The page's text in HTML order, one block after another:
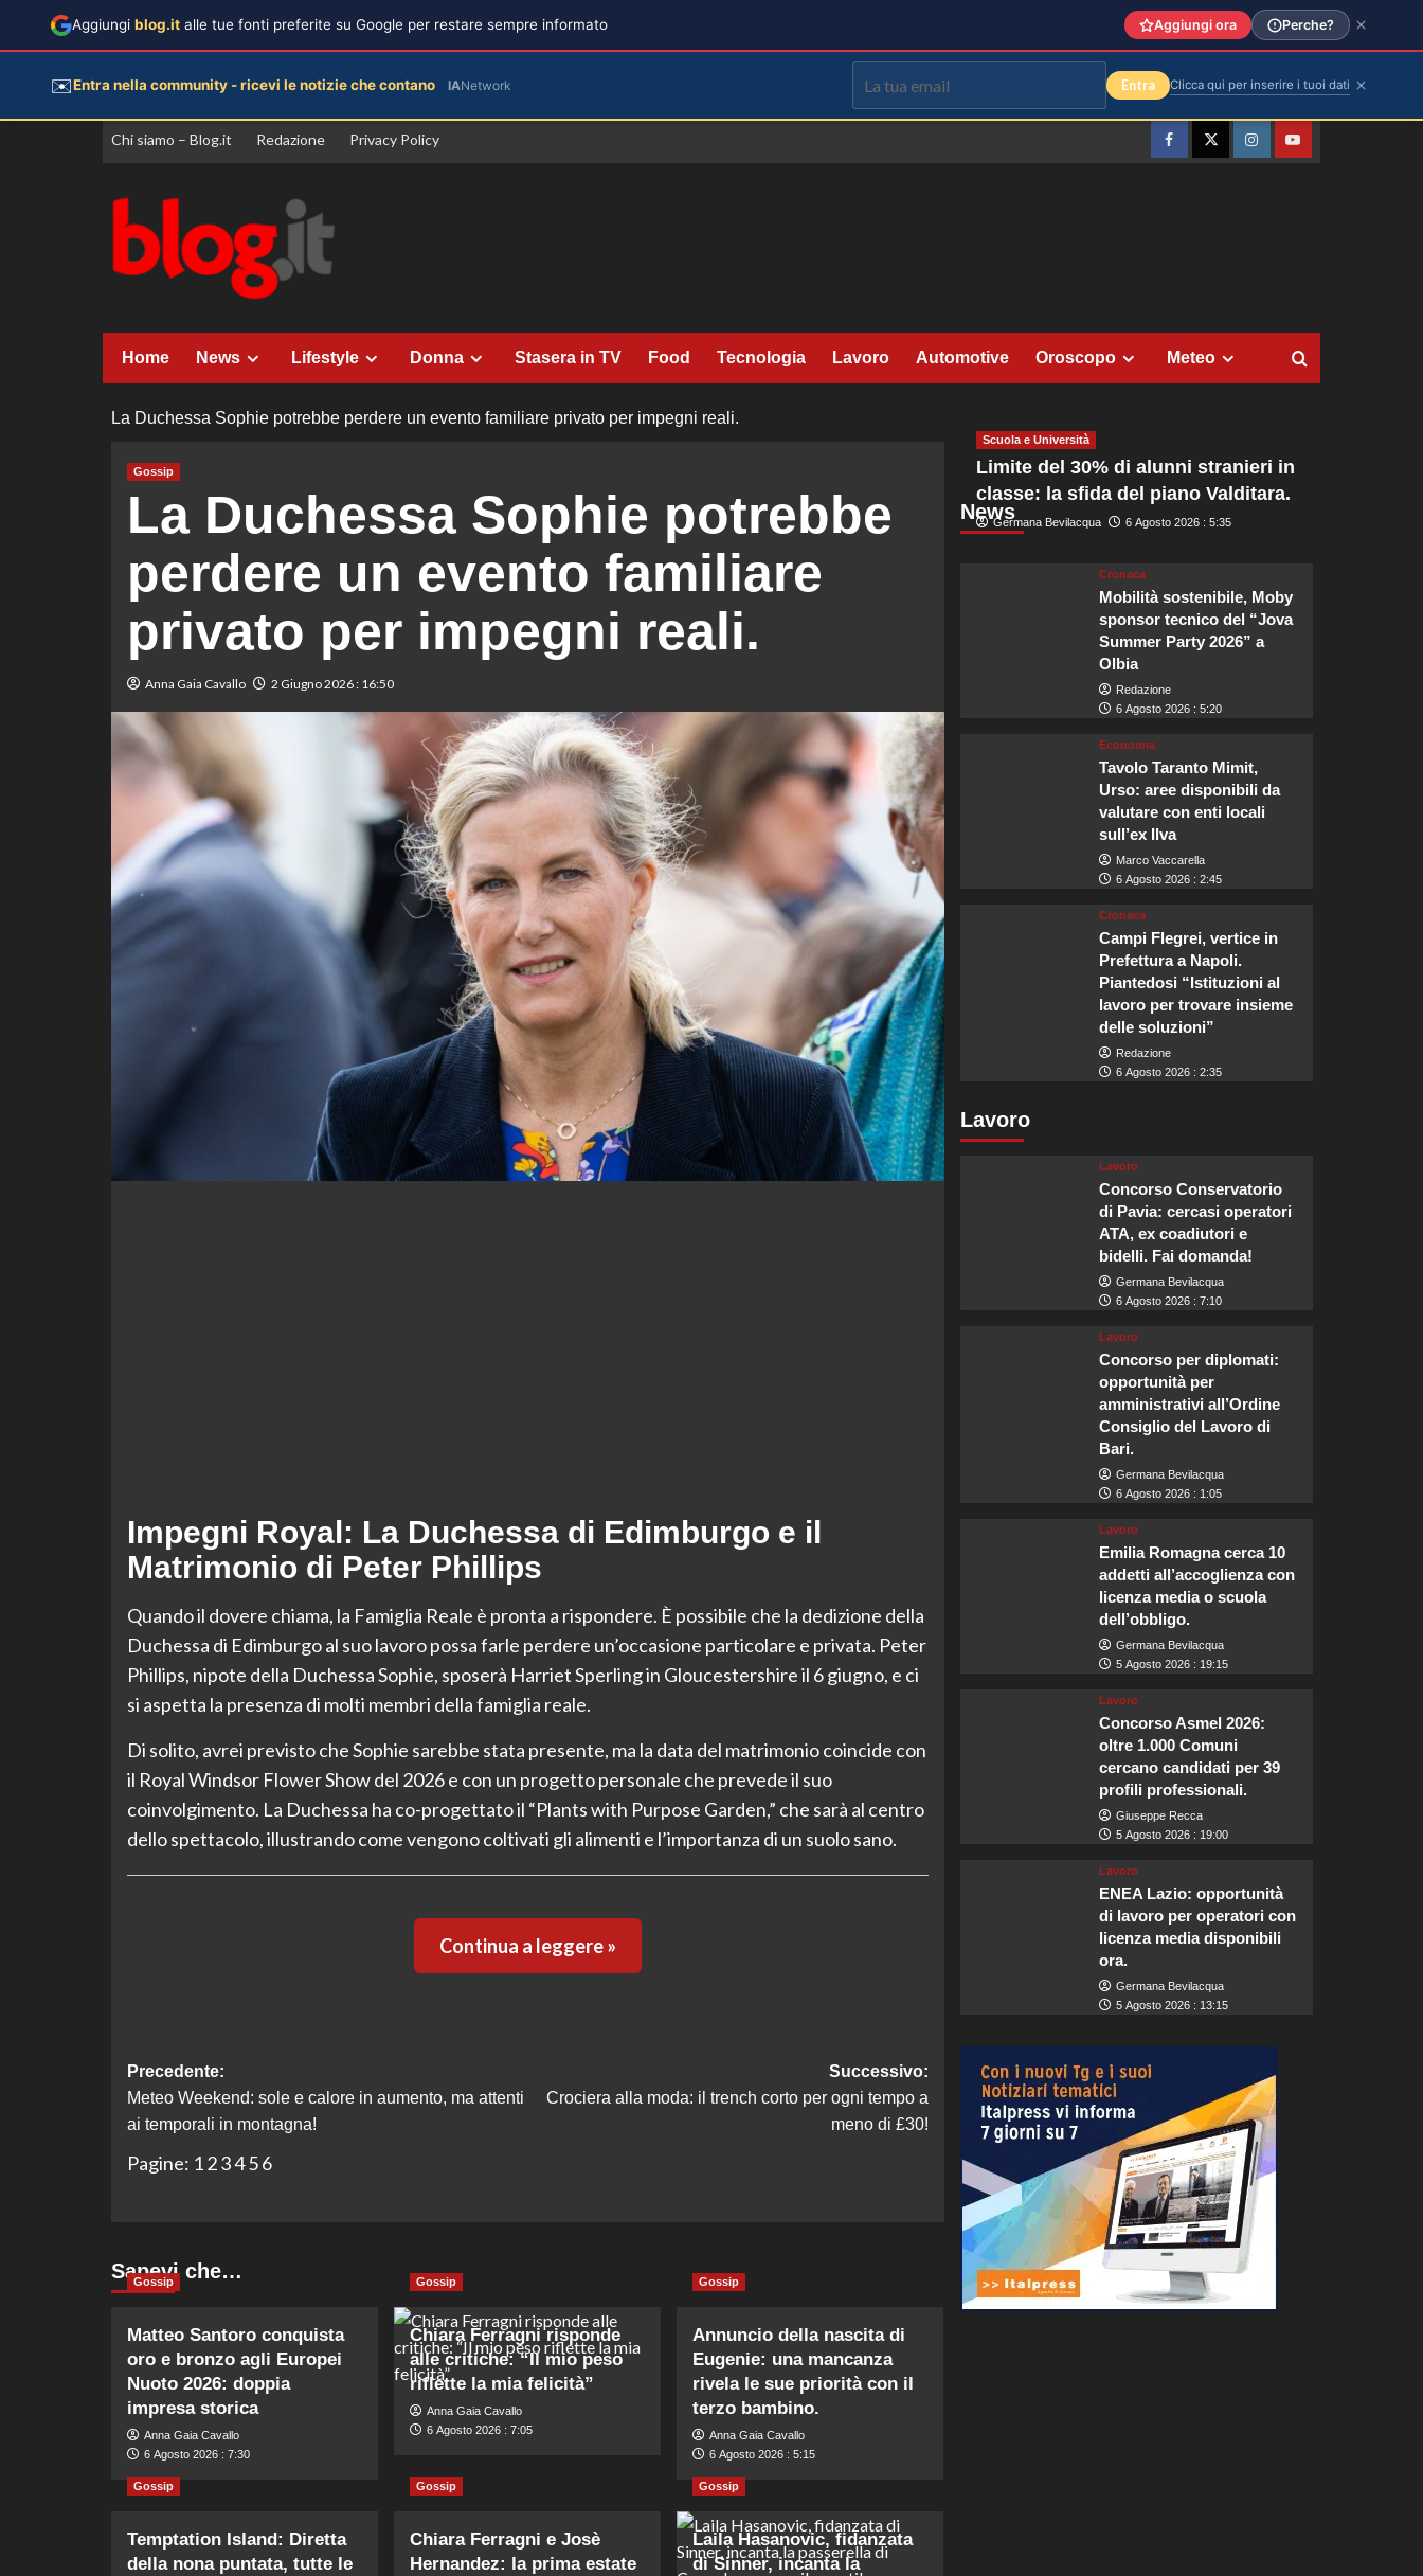
Vai
Chi siamo – Blog.it Redazione Privacy Policy
FacebookTwitterInstagramYouTube
Home News Lifestyle Donna Stasera in TV Food Tecnologia Lavoro Automotive Oroscopo Meteo
La Duchessa Sophie potrebbe perdere un evento familiare privato per impegni reali.
Gossip
La Duchessa Sophie potrebbe
perdere un evento familiare
privato per impegni reali.
Anna Gaia Cavallo 2 Giugno 2026 : 16:50
Impegni Royal: La Duchessa di Edimburgo e il
Matrimonio di Peter Phillips
Quando il dovere chiama, la Famiglia Reale è pronta a rispondere. È possibile che la dedizione della
Duchessa di Edimburgo al suo lavoro possa farle perdere un’occasione particolare e privata. Peter
Phillips, nipote della Duchessa Sophie, sposerà Harriet Sperling in Gloucestershire il 6 giugno, e ci
si aspetta la presenza di molti membri della famiglia reale.
Di solito, avrei previsto che Sophie sarebbe stata presente, ma la data del matrimonio coincide con
il Royal Windsor Flower Show del 2026 e con un progetto personale che prevede il suo
coinvolgimento. La Duchessa ha co-progettato il “Plants with Purpose Garden,” che sarà al centro
dello spettacolo, illustrando come vengono coltivati gli alimenti e l’importanza di un suolo sano.
Continua a leggere »
Navigazione
articolo
Precedente:
Meteo Weekend: sole e calore in aumento, ma attenti
ai temporali in montagna!
Successivo:
Crociera alla moda: il trench corto per ogni tempo a
meno di £30!
Pagine: 1 2 34 5 6
Sapevi che…
Gossip
Matteo Santoro conquista
oro e bronzo agli Europei
Nuoto 2026: doppia
impresa storica
Anna Gaia Cavallo
6 Agosto 2026 : 7:30
Gossip
Chiara Ferragni risponde
alle critiche: “Il mio peso
riflette la mia felicità”
Anna Gaia Cavallo
6 Agosto 2026 : 7:05
Gossip
Annuncio della nascita di
Eugenie: una mancanza
rivela le sue priorità con il
terzo bambino.
Anna Gaia Cavallo
6 Agosto 2026 : 5:15
Gossip
Temptation Island: Diretta
della nona puntata, tutte le
Gossip
Chiara Ferragni e Josè
Hernandez: la prima estate
Gossip
Laila Hasanovic, fidanzata
di Sinner, incanta la
News
Scuola e Università
Limite del 30% di alunni stranieri in
classe: la sfida del piano Valditara.
Germana Bevilacqua 6 Agosto 2026 : 5:35
Cronaca
Mobilità sostenibile, Moby
sponsor tecnico del “Jova
Summer Party 2026” a
Olbia
Redazione
6 Agosto 2026 : 5:20
Economia
Tavolo Taranto Mimit,
Urso: aree disponibili da
valutare con enti locali
sull’ex Ilva
Marco Vaccarella
6 Agosto 2026 : 2:45
Cronaca
Campi Flegrei, vertice in
Prefettura a Napoli.
Piantedosi “Istituzioni al
lavoro per trovare insieme
delle soluzioni”
Redazione
6 Agosto 2026 : 2:35
Lavoro
Lavoro
Concorso Conservatorio
di Pavia: cercasi operatori
ATA, ex coadiutori e
bidelli. Fai domanda!
Germana Bevilacqua
6 Agosto 2026 : 7:10
Lavoro
Concorso per diplomati:
opportunità per
amministrativi all’Ordine
Consiglio del Lavoro di
Bari.
Germana Bevilacqua
6 Agosto 2026 : 1:05
Lavoro
Emilia Romagna cerca 10
addetti all’accoglienza con
licenza media o scuola
dell’obbligo.
Germana Bevilacqua
5 Agosto 2026 : 19:15
Lavoro
Concorso Asmel 2026:
oltre 1.000 Comuni
cercano candidati per 39
profili professionali.
Giuseppe Recca
5 Agosto 2026 : 19:00
Lavoro
ENEA Lazio: opportunità
di lavoro per operatori con
licenza media disponibili
ora.
Germana Bevilacqua
5 Agosto 2026 : 13:15
Aggiungi blog.it alle tue fonti preferite su Google per restare sempre informato Aggiungi ora Perche?
✉️Entra nella community - ricevi le notizie che contano IANetwork Entra Clicca qui per inserire i tuoi dati